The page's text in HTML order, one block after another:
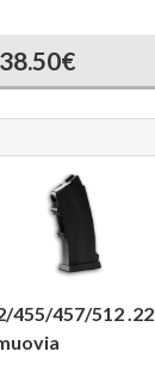
38.50€
455/457/512 .22